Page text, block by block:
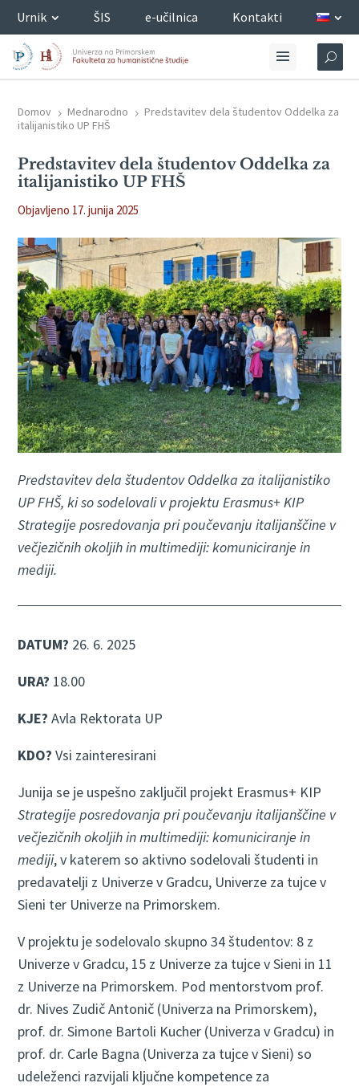
Urnik ŠIS e-učilnica Kontakti
Domov 5 Mednarodno 5 Predstavitev dela študentov Oddelka za
italijanistiko UP FHŠ
Predstavitev dela študentov Oddelka za
italijanistiko UP FHŠ
Objavljeno 17. junija 2025
Predstavitev dela študentov Oddelka za italijanistiko
UP FHŠ, ki so sodelovali v projektu Erasmus+ KIP
Strategije posredovanja pri poučevanju italijanščine v
večjezičnih okoljih in multimediji: komuniciranje in
mediji.
DATUM? 26. 6. 2025
URA? 18.00
KJE? Avla Rektorata UP
KDO?Vsi zainteresirani
Junija se je uspešno zaključil projekt Erasmus+ KIP
Strategije posredovanja pri poučevanju italijanščine v
večjezičnih okoljih in multimediji: komuniciranje in
mediji, v katerem so aktivno sodelovali študenti in
predavatelji z Univerze v Gradcu, Univerze za tujce v
Sieni ter Univerze na Primorskem.
V projektu je sodelovalo skupno 34 študentov: 8 z
Univerze v Gradcu, 15 z Univerze za tujce v Sieni in 11
z Univerze na Primorskem. Pod mentorstvom prof.
dr. Nives Zudič Antonič (Univerza na Primorskem),
prof. dr. Simone Bartoli Kucher (Univerza v Gradcu) in
prof. dr. Carle Bagna (Univerza za tujce v Sieni) so
udeleženci razvijali ključne kompetence za